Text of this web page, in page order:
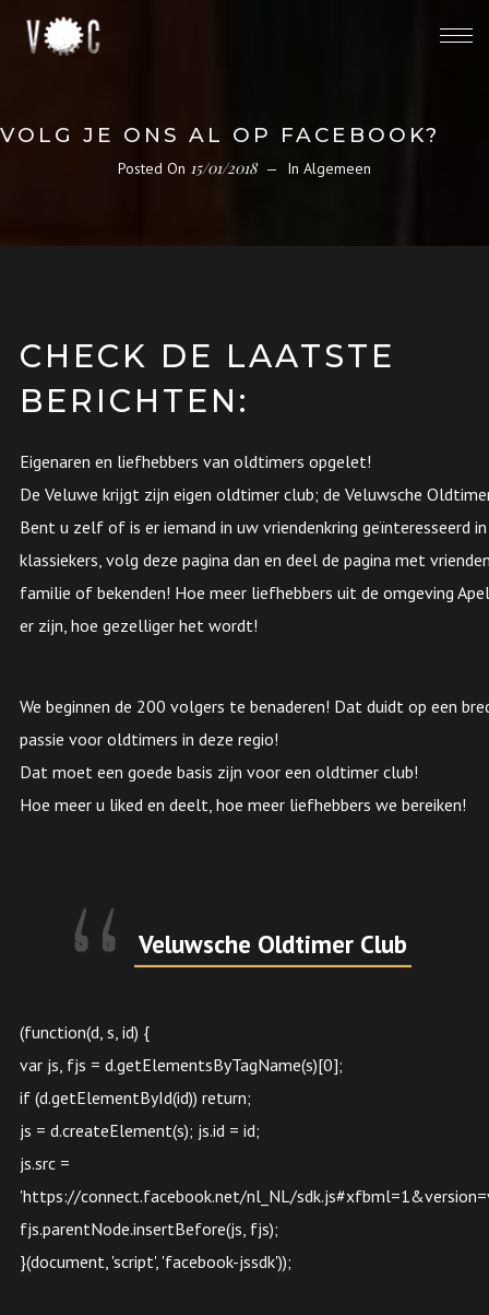
VOLG JE ONS AL OP FACEBOOK?
Posted On 15/01/2018 In Algemeen
CHECK DE LAATSTE
BERICHTEN:
Eigenaren en liefhebbers van oldtimers opgelet!
De Veluwe krijgt zijn eigen oldtimer club; de Veluwsche
Bent u zelf of is er iemand in uw vriendenkring geïnteresseerd in
klassiekers, volg deze pagina dan en deel de pagina met
familie of bekenden! Hoe meer liefhebbers uit de omgeving
er zijn, hoe gezelliger het wordt!
We beginnen de 200 volgers te benaderen! Dat duidt op een
passie voor oldtimers in deze regio!
Dat moet een goede basis zijn voor een oldtimer club!
Hoe meer u liked en deelt, hoe meer liefhebbers we bereiken!
Veluwsche Oldtimer Club
(function(d, s, id) {
var js, fjs = d.getElementsByTagName(s)[0];
if (d.getElementById(id)) return;
js = d.createElement(s); js.id = id;
js.src =
'https://connect.facebook.net/nl_NL/
fjs.parentNode.insertBefore(js, fjs);
}(document, 'script', 'facebook-jssdk'));